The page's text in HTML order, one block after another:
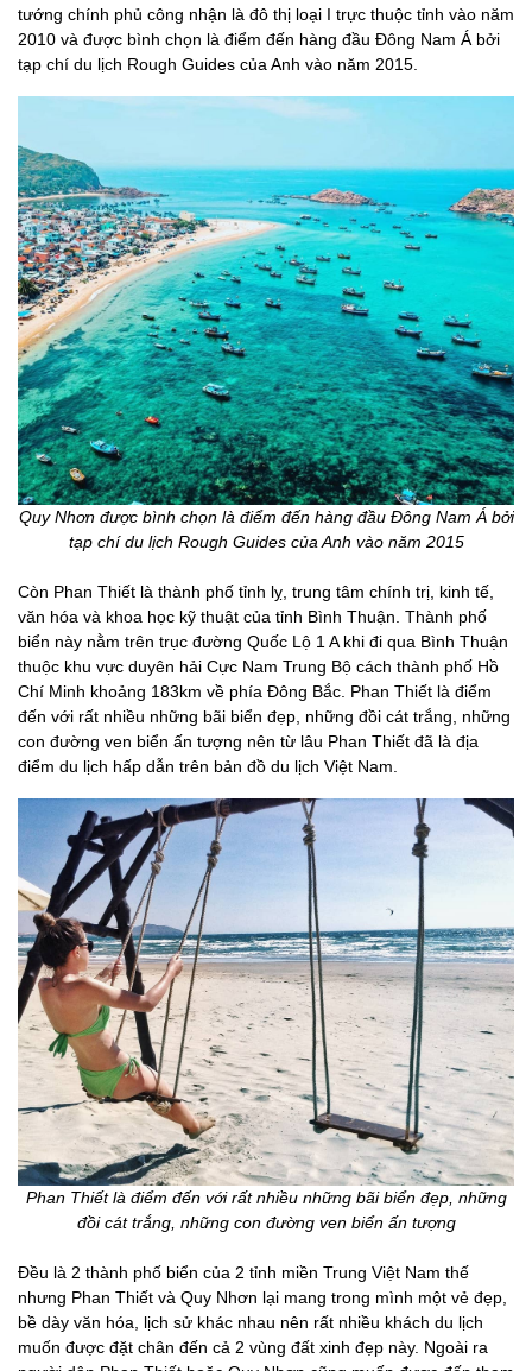
tướng chính phủ công nhận là đô thị loại I trực thuộc tỉnh vào năm
2010 và được bình chọn là điểm đến hàng đầu Đông Nam Á bởi
tạp chí du lịch Rough Guides của Anh vào năm 2015.
Quy Nhơn được bình chọn là điểm đến hàng đầu Đông Nam Á bởi
tạp chí du lịch Rough Guides của Anh vào năm 2015
Còn Phan Thiết là thành phố tỉnh lỵ, trung tâm chính trị, kinh tế,
văn hóa và khoa học kỹ thuật của tỉnh Bình Thuận. Thành phố
biển này nằm trên trục đường Quốc Lộ 1 A khi đi qua Bình Thuận
thuộc khu vực duyên hải Cực Nam Trung Bộ cách thành phố Hồ
Chí Minh khoảng 183km về phía Đông Bắc. Phan Thiết là điểm
đến với rất nhiều những bãi biển đẹp, những đồi cát trắng, những
con đường ven biển ấn tượng nên từ lâu Phan Thiết đã là địa
điểm du lịch hấp dẫn trên bản đồ du lịch Việt Nam.
Phan Thiết là điểm đến với rất nhiều những bãi biển đẹp, những
đồi cát trắng, những con đường ven biển ấn tượng
Đều là 2 thành phố biển của 2 tỉnh miền Trung Việt Nam thế
nhưng Phan Thiết và Quy Nhơn lại mang trong mình một vẻ đẹp,
bề dày văn hóa, lịch sử khác nhau nên rất nhiều khách du lịch
muốn được đặt chân đến cả 2 vùng đất xinh đẹp này. Ngoài ra